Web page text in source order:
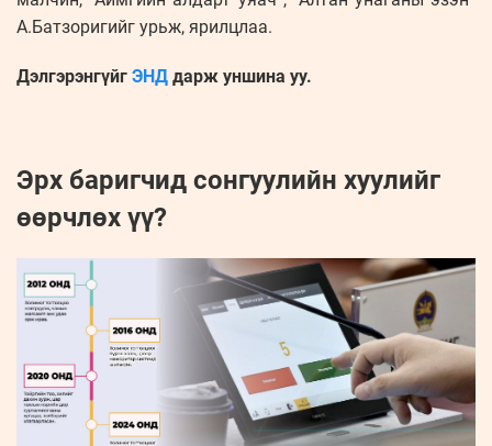
А.Батзоригийг урьж, ярилцлаа.
Дэлгэрэнгүйг ЭНД дарж уншина уу.
Эрх баригчид сонгуулийн хуулийг
өөрчлөх үү?